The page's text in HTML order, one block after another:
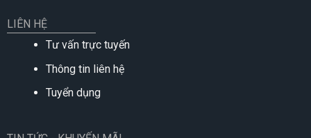
LIÊN HỆ
Tư vấn trực tuyến
Thông tin liên hệ
Tuyển dụng